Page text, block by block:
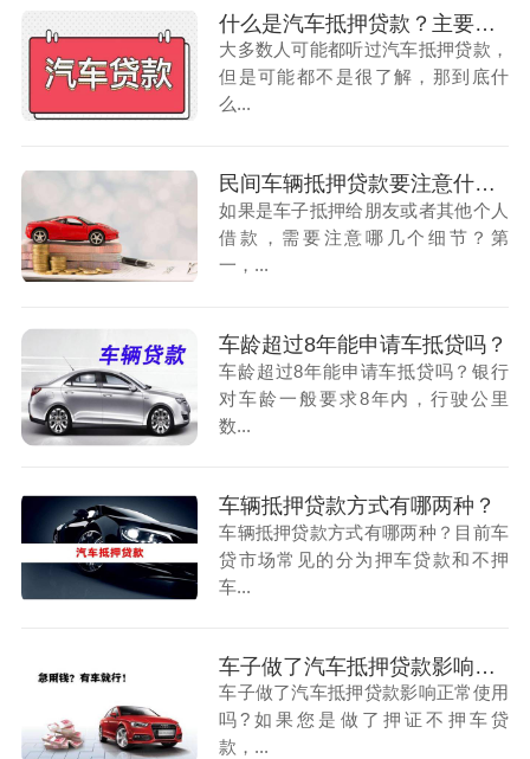
什么是汽车抵押贷款？主要有哪几种
大多数人可能都听过汽车抵押贷款，
但是可能都不是很了解，那到底什
么...
民间车辆抵押贷款要注意什么？
如果是车子抵押给朋友或者其他个人
借款，需要注意哪几个细节？第
一，...
车龄超过8年能申请车抵贷吗？
车龄超过8年能申请车抵贷吗？银行
对车龄一般要求8年内，行驶公里
数...
车辆抵押贷款方式有哪两种？
车辆抵押贷款方式有哪两种？目前车
贷市场常见的分为押车贷款和不押
车...
车子做了汽车抵押贷款影响正常使用
车子做了汽车抵押贷款影响正常使用
吗?如果您是做了押证不押车贷
款，...